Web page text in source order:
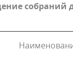
собраний